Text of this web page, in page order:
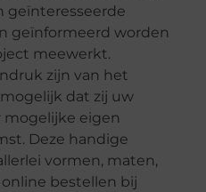
geïnteresseerde
geïnformeerd worden
meewerkt.
zijn van het
dat zij uw
eigen
Deze handige
vormen, maten,
bestellen bij